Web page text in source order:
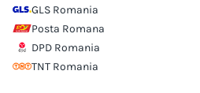
GLS Romania
Posta Romana
DPD Romania
TNT Romania